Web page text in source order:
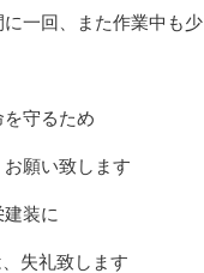
一回、また作業中も
守るため
願い致します
装に
失礼致します